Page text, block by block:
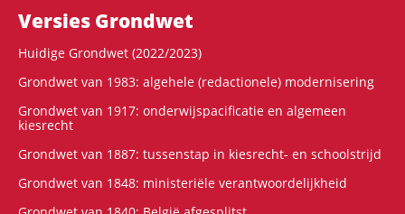
Versies Grondwet
Huidige Grondwet (2022/2023)
Grondwet van 1983: algehele (redactionele) modernisering
Grondwet van 1917: onderwijspacificatie en algemeen
kiesrecht
Grondwet van 1887: tussenstap in kiesrecht- en schoolstrijd
Grondwet van 1848: ministeriële verantwoordelijkheid